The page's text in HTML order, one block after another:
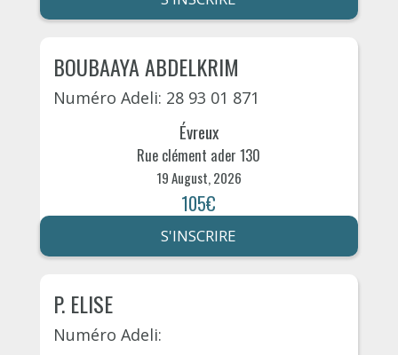
BOUBAAYA ABDELKRIM
Numéro Adeli: 28 93 01 871
Évreux
Rue clément ader 130
19 August, 2026
105€
S'INSCRIRE
P. ELISE
Numéro Adeli: